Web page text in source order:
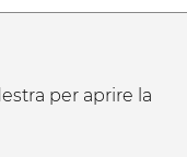
per aprire la